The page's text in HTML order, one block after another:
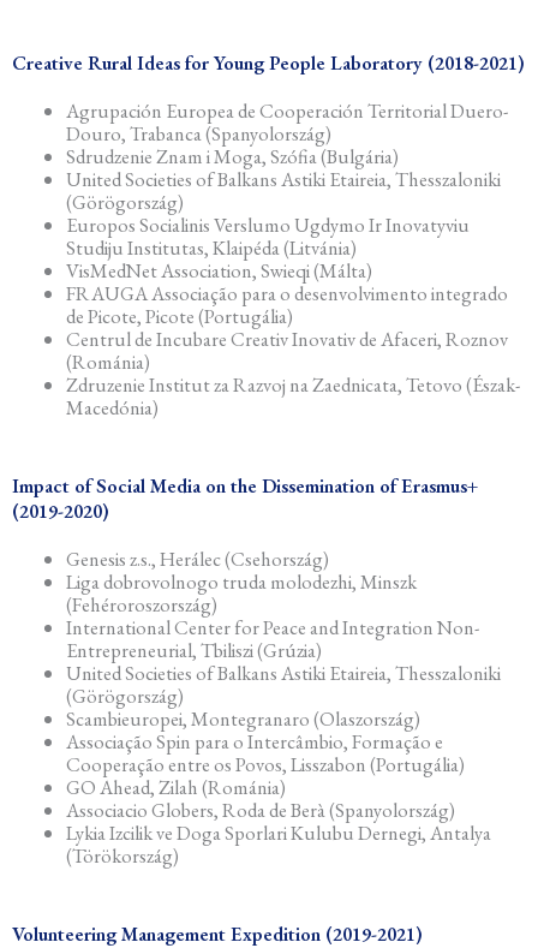
Creative Rural Ideas for Young People Laboratory (2018-2021)
Agrupación Europea de Cooperación Territorial Duero-
Douro, Trabanca (Spanyolország)
Sdrudzenie Znam i Moga, Szófia (Bulgária)
United Societies of Balkans Astiki Etaireia, Thesszaloniki
(Görögország)
Europos Socialinis Verslumo Ugdymo Ir Inovatyviu
Studiju Institutas, Klaipéda (Litvánia)
VisMedNet Association, Swieqi (Málta)
FRAUGA Associação para o desenvolvimento integrado
de Picote, Picote (Portugália)
Centrul de Incubare Creativ Inovativ de Afaceri, Roznov
(Románia)
Zdruzenie Institut za Razvoj na Zaednicata, Tetovo (Észak-
Macedónia)
Impact of Social Media on the Dissemination of Erasmus+
(2019-2020)
Genesis z.s., Herálec (Csehország)
Liga dobrovolnogo truda molodezhi, Minszk
(Fehéroroszország)
International Center for Peace and Integration Non-
Entrepreneurial, Tbiliszi (Grúzia)
United Societies of Balkans Astiki Etaireia, Thesszaloniki
(Görögország)
Scambieuropei, Montegranaro (Olaszország)
Associação Spin para o Intercâmbio, Formação e
Cooperação entre os Povos, Lisszabon (Portugália)
GO Ahead, Zilah (Románia)
Associacio Globers, Roda de Berà (Spanyolország)
Lykia Izcilik ve Doga Sporlari Kulubu Dernegi, Antalya
(Törökország)
Volunteering Management Expedition (2019-2021)